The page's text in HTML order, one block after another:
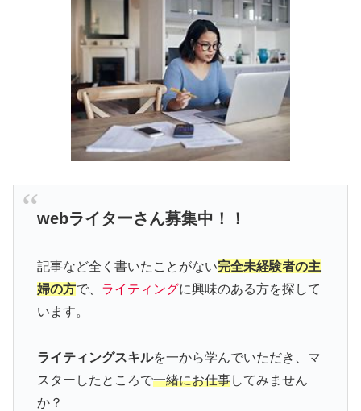
webライターさん募集中！！
記事など全く書いたことがない完全未経験者の主
婦の方で、 ライティングに興味のある方を探して
います。
ライティングスキルを一から学んでいただき、マ
スターしたところで一緒にお仕事してみません
か？